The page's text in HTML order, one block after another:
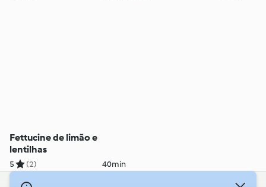
Fettucine de limão e
lentilhas
5 (2) 40min